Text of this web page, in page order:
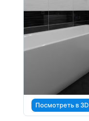
Посмотреть в 3D